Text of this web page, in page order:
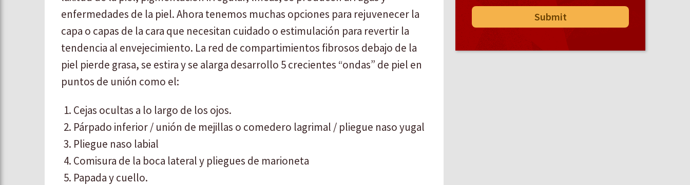
enfermedades de la piel. Ahora tenemos muchas opciones para rejuvenecer la
capa o capas de la cara que necesitan cuidado o estimulación para revertir la
tendencia al envejecimiento. La red de compartimientos fibrosos debajo de la
piel pierde grasa, se estira y se alarga desarrollo 5 crecientes “ondas” de piel en
puntos de unión como el:
Cejas ocultas a lo largo de los ojos.
Párpado inferior / unión de mejillas o comedero lagrimal / pliegue naso yugal
Pliegue naso labial
Comisura de la boca lateral y pliegues de marioneta
Papada y cuello.